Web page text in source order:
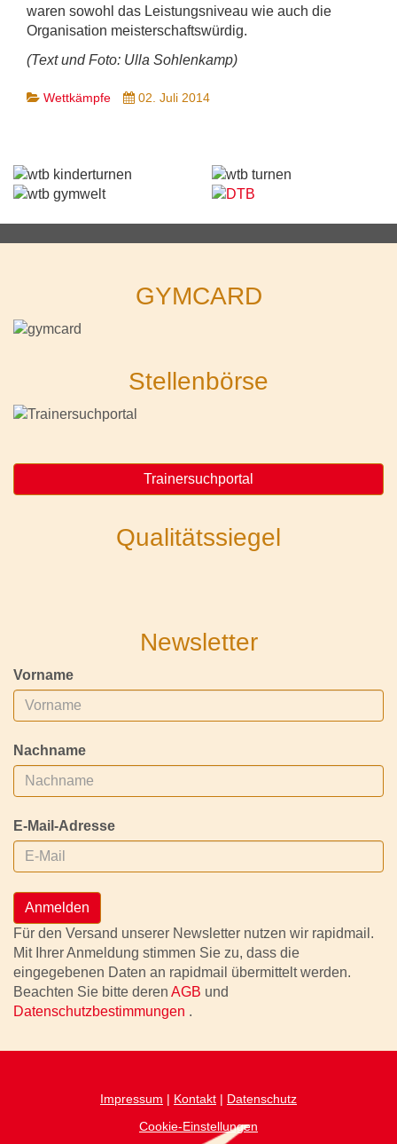
waren sowohl das Leistungsniveau wie auch die
Organisation meisterschaftswürdig.
(Text und Foto: Ulla Sohlenkamp)
Wettkämpfe 02. Juli 2014
GYMCARD
Stellenbörse
Trainersuchportal
Qualitätssiegel
Newsletter
Vorname
Nachname
E-Mail-Adresse
Anmelden
Für den Versand unserer Newsletter nutzen wir rapidmail.
Mit Ihrer Anmeldung stimmen Sie zu, dass die
eingegebenen Daten an rapidmail übermittelt werden.
Beachten Sie bitte deren AGB und
Datenschutzbestimmungen .
Impressum | Kontakt | Datenschutz
Cookie-Einstellungen